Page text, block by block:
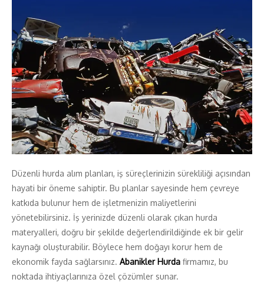
Düzenli hurda alım planları, iş süreçlerinizin sürekliliği açısından
hayati bir öneme sahiptir. Bu planlar sayesinde hem çevreye
katkıda bulunur hem de işletmenizin maliyetlerini
yönetebilirsiniz. İş yerinizde düzenli olarak çıkan hurda
materyalleri, doğru bir şekilde değerlendirildiğinde ek bir gelir
kaynağı oluşturabilir. Böylece hem doğayı korur hem de
ekonomik fayda sağlarsınız. Abanikler Hurda firmamız, bu
noktada ihtiyaçlarınıza özel çözümler sunar.